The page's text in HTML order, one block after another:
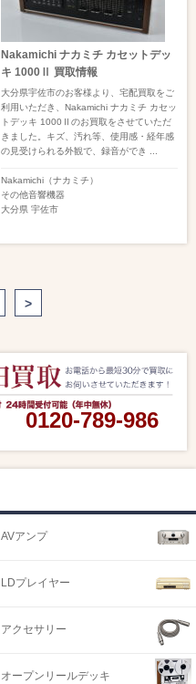
Nakamichi ナカミチ カセットデッ
キ 1000Ⅱ 買取情報
大分県宇佐市のお客様より、宅配買取をご
利用いただき、Nakamichi ナカミチ カセッ
トデッキ 1000Ⅱのお買取をさせていただ
きました。キズ、汚れ等、使用感・経年感
の見受けられる外観で、録音ができ ...
Nakamichi（ナカミチ）
その他音響機器
大分県 宇佐市
>
0120-789-986
AVアンプ
LDプレイヤー
アクセサリー
オープンリールデッキ